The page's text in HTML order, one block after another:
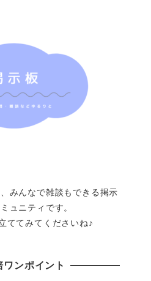
みんなで雑談もできる掲示
ュニティです。
ててみてくださいね♪
ンポイント